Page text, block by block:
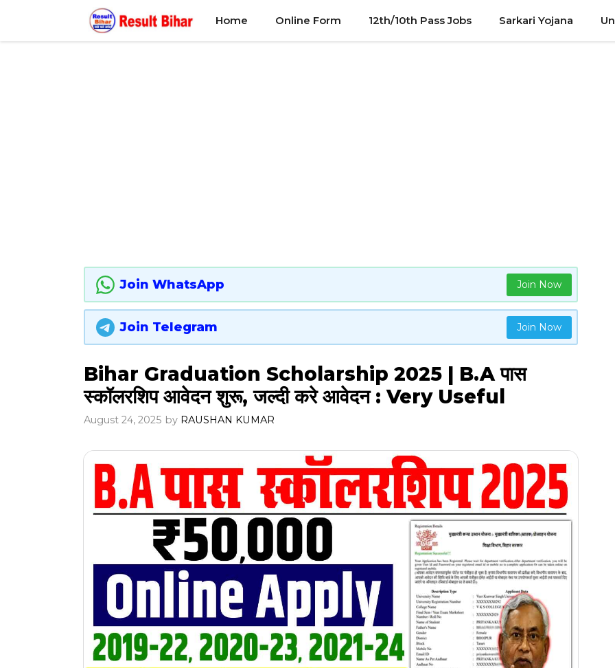
content
Home Online Form 12th/10th Pass Jobs Sarkari Yojana
Join WhatsApp Join Now
Join Telegram Join Now
Bihar Graduation Scholarship 2025 | B.A पास
स्कॉलरशिप आवेदन शुरू, जल्दी करे आवेदन : Very Useful
August 24, 2025 by RAUSHAN KUMAR